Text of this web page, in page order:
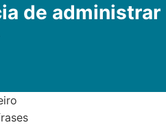
de administrar